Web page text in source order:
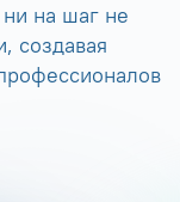
на шаг не
создавая